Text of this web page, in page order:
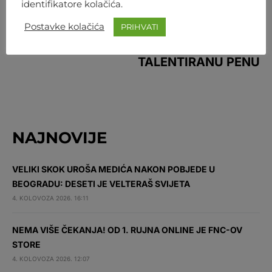
NEXT ARTICLE
TALENTIRANU PENU
NAJNOVIJE
VELIKI SKOK UROŠA MEDIĆA NAKON POBJEDE U
BEOGRADU: DESETI JE VELTERAŠ SVIJETA
4. KOLOVOZA 2026. 16:11
NEMA VIŠE ČEKANJA! OD 1. RUJNA ONLINE JE FNC-OV
STORE
4. KOLOVOZA 2026. 12:07
identifikatore kolačića.
Postavke kolačića PRIHVATI